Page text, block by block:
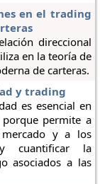
en el trading
direccional
en la teoría de
de carteras.
y trading
es esencial en
permite a
y a los
cuantificar la
asociados a las